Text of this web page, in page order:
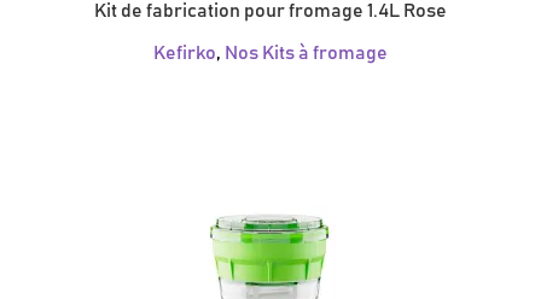
Kit de fabrication pour fromage 1.4L Rose
Kefirko, Nos Kits à fromage